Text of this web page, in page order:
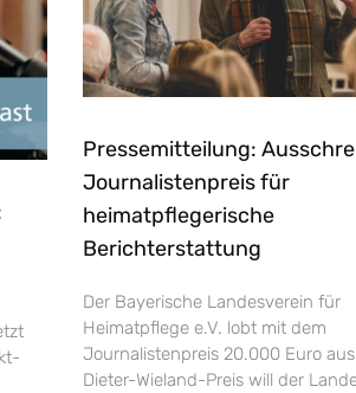
Pressemitteilung:
Journalistenpreis für
heimatpflegerische
Berichterstattung
Der Bayerische Landesverein für
Heimatpflege e.V. lobt mit dem
Journalistenpreis 20.000 Euro
Dieter-Wieland-Preis will der